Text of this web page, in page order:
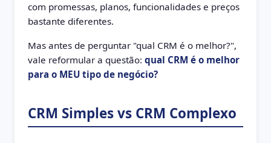
com promessas, planos, funcionalidades e preços
bastante diferentes.
Mas antes de perguntar "qual CRM é o melhor?",
vale reformular a questão: qual CRM é o melhor
para o MEU tipo de negócio?
CRM Simples vs CRM Complexo